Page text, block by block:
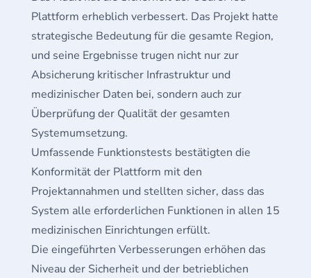
Plattform erheblich verbessert. Das Projekt hatte
strategische Bedeutung für die gesamte Region,
und seine Ergebnisse trugen nicht nur zur
Absicherung kritischer Infrastruktur und
medizinischer Daten bei, sondern auch zur
Überprüfung der Qualität der gesamten
Systemumsetzung.
Umfassende Funktionstests bestätigten die
Konformität der Plattform mit den
Projektannahmen und stellten sicher, dass das
System alle erforderlichen Funktionen in allen 15
medizinischen Einrichtungen erfüllt.
Die eingeführten Verbesserungen erhöhen das
Niveau der Sicherheit und der betrieblichen